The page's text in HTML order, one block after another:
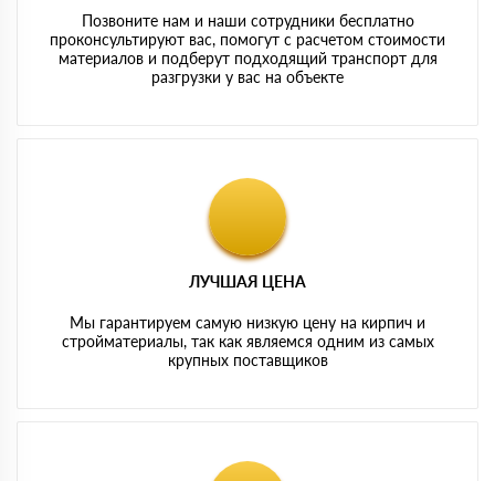
Позвоните нам и наши сотрудники бесплатно
проконсультируют вас, помогут с расчетом стоимости
материалов и подберут подходящий транспорт для
разгрузки у вас на объекте
ЛУЧШАЯ ЦЕНА
Мы гарантируем самую низкую цену на кирпич и
стройматериалы, так как являемся одним из самых
крупных поставщиков